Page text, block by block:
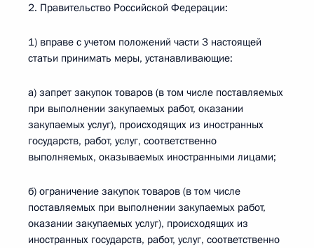
2. Правительство Российской Федерации:
1) вправе с учетом положений части 3 настоящей
статьи принимать меры, устанавливающие:
а) запрет закупок товаров (в том числе поставляемых
при выполнении закупаемых работ, оказании
закупаемых услуг), происходящих из иностранных
государств, работ, услуг, соответственно
выполняемых, оказываемых иностранными лицами;
б) ограничение закупок товаров (в том числе
поставляемых при выполнении закупаемых работ,
оказании закупаемых услуг), происходящих из
иностранных государств, работ, услуг, соответственно